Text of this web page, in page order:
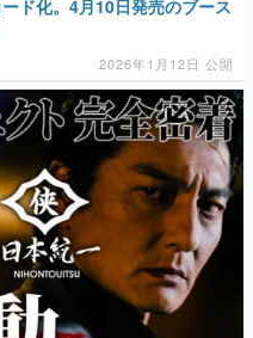
ド化。4月10日発売のブース
2026年1月12日 公開